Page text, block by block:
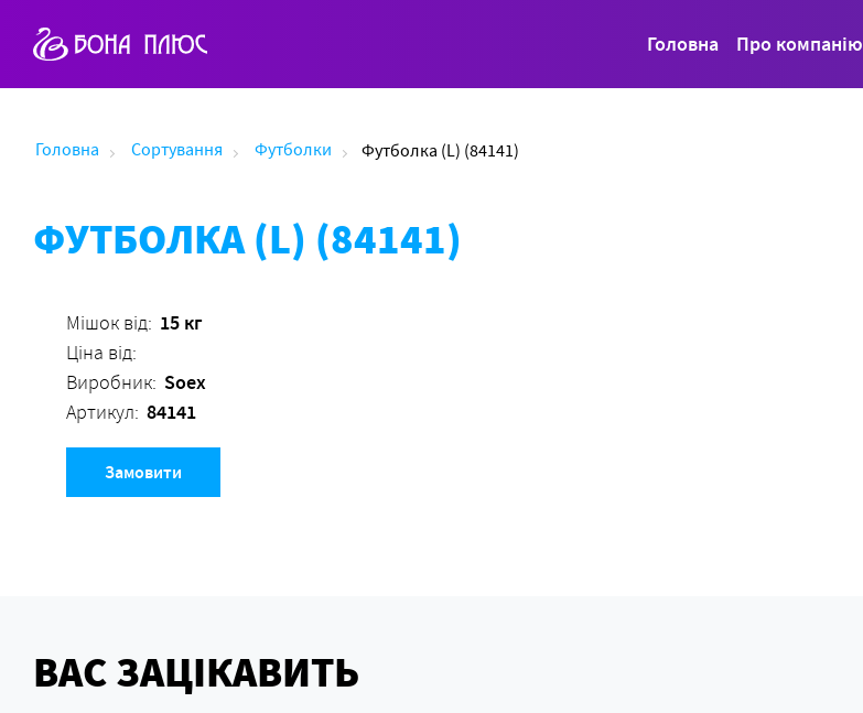
Головна Про компанію
Головна Сортування Футболки Футболка (L) (84141)
ФУТБОЛКА (L) (84141)
Мішок від: 15 кг
Ціна від:
Виробник: Soex
Артикул: 84141
Замовити
ВАС ЗАЦІКАВИТЬ